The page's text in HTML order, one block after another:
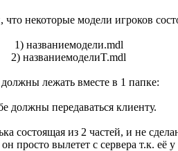
некоторые модели игроков
1) названиемодели.mdl
2) названиемоделиT.mdl
лежать вместе в 1 папке:
должны передаваться клиенту.
состоящая из 2 частей, и не
просто вылетет с сервера т.к. её у